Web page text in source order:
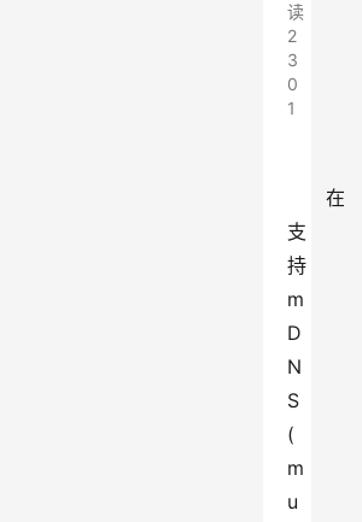
读
2
3
0
1
在
支
持
m
D
N
S
(
m
u